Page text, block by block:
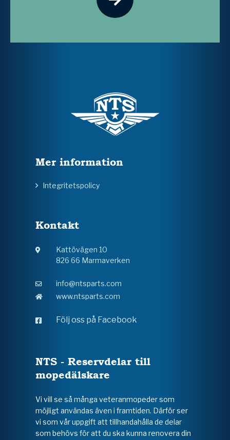
Mer information
Integritetspolicy
Kontakt
Kattövägen 10
826 66 Marmaverken
info@ntsparts.com
www.ntsparts.com
Följ oss på Facebook
NTS - Reservdelar till
mopedälskare
Vi vill se så många veteranmopeder som
möjligt användas även i framtiden. Därför ser
vi som vår uppgift att tillhandahålla de delar
som behövs för att du ska kunna renovera din